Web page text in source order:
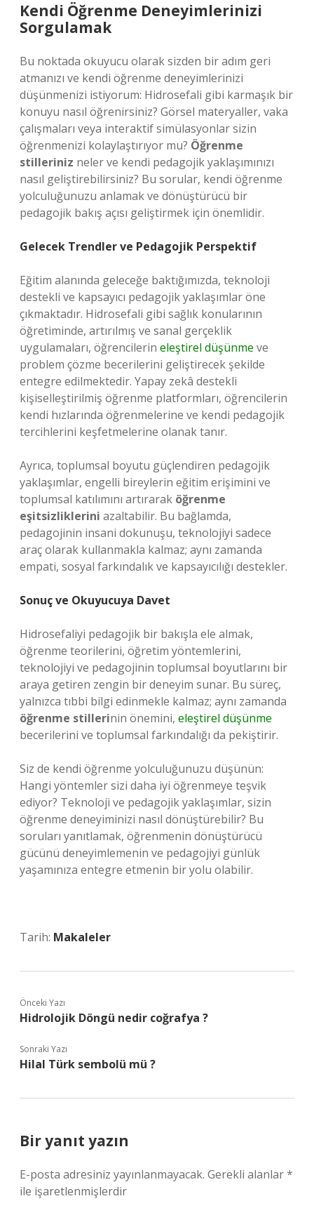
Kendi Öğrenme Deneyimlerinizi
Sorgulamak
Bu noktada okuyucu olarak sizden bir adım geri
atmanızı ve kendi öğrenme deneyimlerinizi
düşünmenizi istiyorum: Hidrosefali gibi karmaşık bir
konuyu nasıl öğrenirsiniz? Görsel materyaller, vaka
çalışmaları veya interaktif simülasyonlar sizin
öğrenmenizi kolaylaştırıyor mu? Öğrenme
stilleriniz neler ve kendi pedagojik yaklaşımınızı
nasıl geliştirebilirsiniz? Bu sorular, kendi öğrenme
yolculuğunuzu anlamak ve dönüştürücü bir
pedagojik bakış açısı geliştirmek için önemlidir.
Gelecek Trendler ve Pedagojik Perspektif
Eğitim alanında geleceğe baktığımızda, teknoloji
destekli ve kapsayıcı pedagojik yaklaşımlar öne
çıkmaktadır. Hidrosefali gibi sağlık konularının
öğretiminde, artırılmış ve sanal gerçeklik
uygulamaları, öğrencilerin eleştirel düşünme ve
problem çözme becerilerini geliştirecek şekilde
entegre edilmektedir. Yapay zekâ destekli
kişiselleştirilmiş öğrenme platformları, öğrencilerin
kendi hızlarında öğrenmelerine ve kendi pedagojik
tercihlerini keşfetmelerine olanak tanır.
Ayrıca, toplumsal boyutu güçlendiren pedagojik
yaklaşımlar, engelli bireylerin eğitim erişimini ve
toplumsal katılımını artırarak öğrenme
eşitsizliklerini azaltabilir. Bu bağlamda,
pedagojinin insani dokunuşu, teknolojiyi sadece
araç olarak kullanmakla kalmaz; aynı zamanda
empati, sosyal farkındalık ve kapsayıcılığı destekler.
Sonuç ve Okuyucuya Davet
Hidrosefaliyi pedagojik bir bakışla ele almak,
öğrenme teorilerini, öğretim yöntemlerini,
teknolojiyi ve pedagojinin toplumsal boyutlarını bir
araya getiren zengin bir deneyim sunar. Bu süreç,
yalnızca tıbbi bilgi edinmekle kalmaz; aynı zamanda
öğrenme stillerinin önemini, eleştirel düşünme
becerilerini ve toplumsal farkındalığı da pekiştirir.
Siz de kendi öğrenme yolculuğunuzu düşünün:
Hangi yöntemler sizi daha iyi öğrenmeye teşvik
ediyor? Teknoloji ve pedagojik yaklaşımlar, sizin
öğrenme deneyiminizi nasıl dönüştürebilir? Bu
soruları yanıtlamak, öğrenmenin dönüştürücü
gücünü deneyimlemenin ve pedagojiyi günlük
yaşamınıza entegre etmenin bir yolu olabilir.
Tarih: Makaleler
Önceki Yazı
Hidrolojik Döngü nedir coğrafya ?
Sonraki Yazı
Hilal Türk sembolü mü ?
Bir yanıt yazın
E-posta adresiniz yayınlanmayacak. Gerekli alanlar*
ile işaretlenmişlerdir